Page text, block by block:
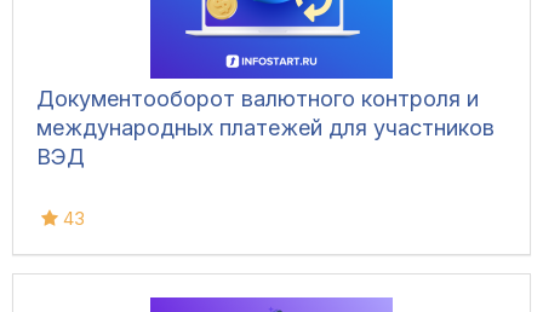
Документооборот валютного контроля и
международных платежей для участников
ВЭД
43